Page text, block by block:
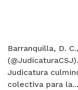
Barranquilla, D.
Judicatura
colectiva para la...